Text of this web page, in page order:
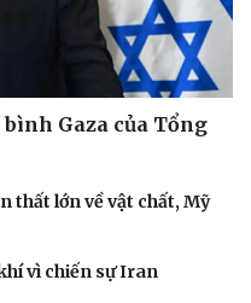
Gaza của Tổng
thất lớn về vật chất, Mỹ
vì chiến sự Iran